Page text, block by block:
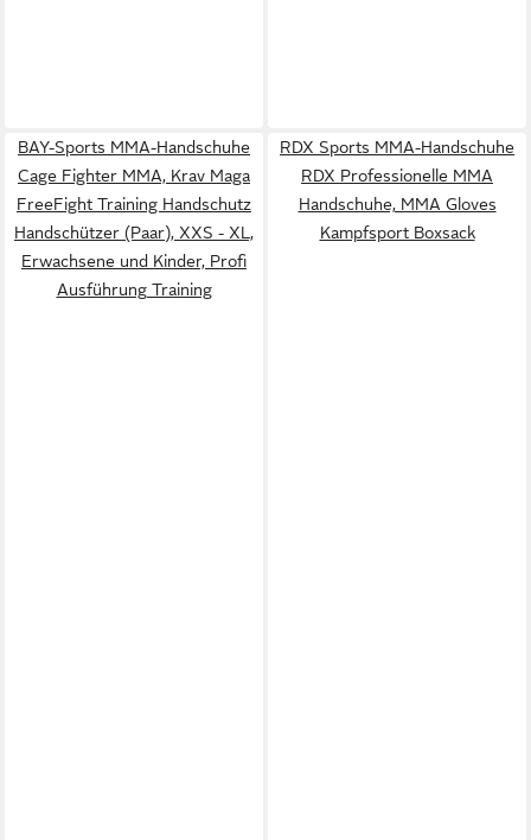
BAY-Sports MMA-Handschuhe
Cage Fighter MMA, Krav Maga
FreeFight Training Handschutz
Handschützer (Paar), XXS - XL,
Erwachsene und Kinder, Profi
Ausführung Training
RDX Sports MMA-Handschuhe
RDX Professionelle MMA
Handschuhe, MMA Gloves
Kampfsport Boxsack